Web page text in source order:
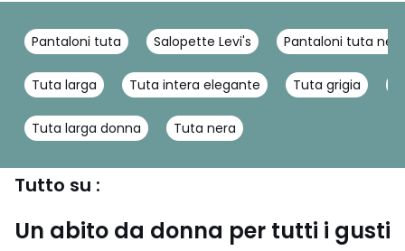
Pantaloni tuta Salopette Levi's Pantaloni tuta neri
Tuta larga Tuta intera elegante Tuta grigia
Tuta larga donna Tuta nera
Tutto su :
Un abito da donna per tutti i gusti